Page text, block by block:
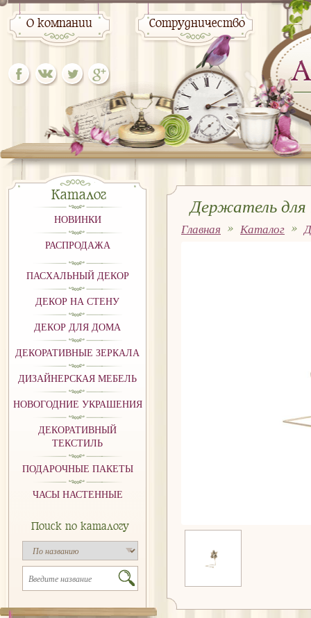
О компании Сотрудничество
Каталог
НОВИНКИ
РАСПРОДАЖА
ПАСХАЛЬНЫЙ ДЕКОР
ДЕКОР НА СТЕНУ
ДЕКОР ДЛЯ ДОМА
ДЕКОРАТИВНЫЕ ЗЕРКАЛА
ДИЗАЙНЕРСКАЯ МЕБЕЛЬ
НОВОГОДНИЕ УКРАШЕНИЯ
ДЕКОРАТИВНЫЙ
ТЕКСТИЛЬ
ПОДАРОЧНЫЕ ПАКЕТЫ
ЧАСЫ НАСТЕННЫЕ
Поиск по каталогу
Держатель
Главная Каталог